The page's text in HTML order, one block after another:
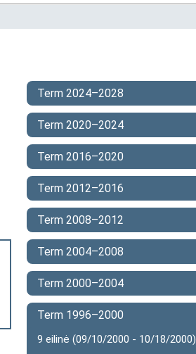
Term 2024–2028
Term 2020–2024
Term 2016–2020
Term 2012–2016
Term 2008–2012
Term 2004–2008
Term 2000–2004
Term 1996–2000
9 eilinė (09/10/2000 - 10/18/2000)